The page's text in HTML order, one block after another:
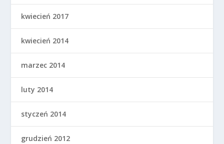
kwiecień 2017
kwiecień 2014
marzec 2014
luty 2014
styczeń 2014
grudzień 2012